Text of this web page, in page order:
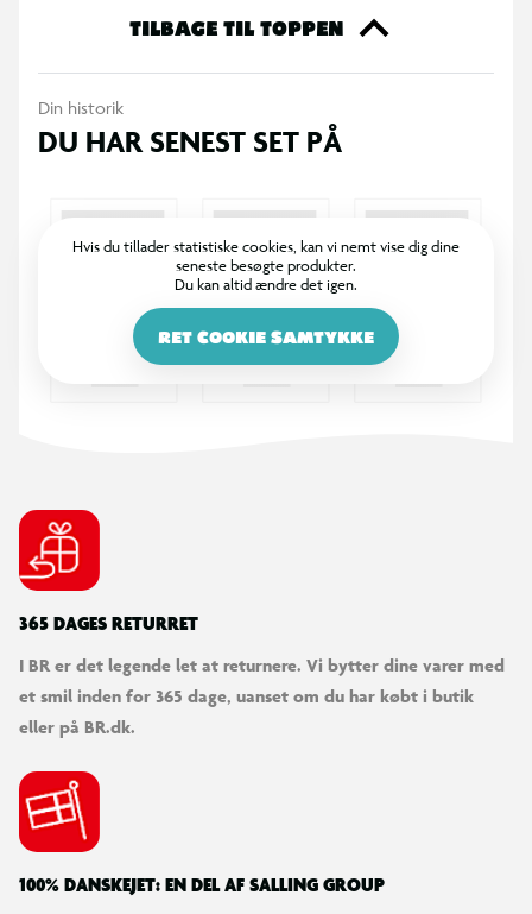
og venskab til alle deres fans, uanset hvor de er. Højde 40 cm.
TILBAGE TIL TOPPEN
Din historik
DU HAR SENEST SET PÅ
Hvis du tillader statistiske cookies, kan vi nemt vise dig dine
seneste besøgte produkter.
Du kan altid ændre det igen.
RET COOKIE SAMTYKKE
365 DAGES RETURRET
I BR er det legende let at returnere. Vi bytter dine varer med
et smil inden for 365 dage, uanset om du har købt i butik
eller på BR.dk.
100% DANSKEJET: EN DEL AF SALLING GROUP